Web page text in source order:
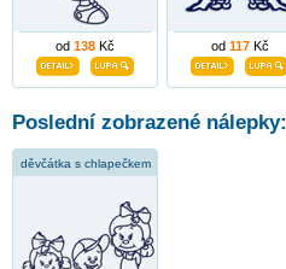
od 138 Kč od 117Kč
Poslední zobrazené nálepky:
děvčátka s chlapečkem